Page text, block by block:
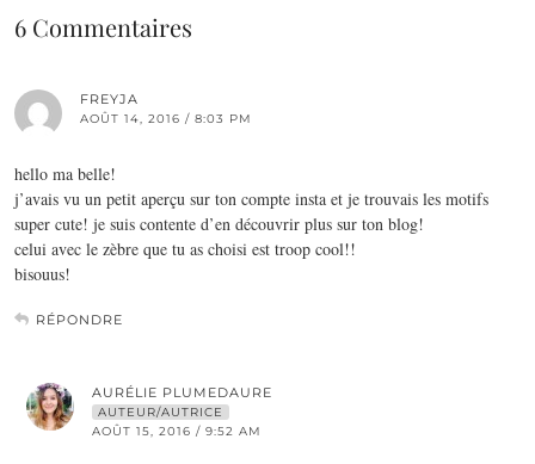
6 Commentaires
FREYJA
AOÛT 14, 2016 / 8:03 PM
hello ma belle!
j’avais vu un petit aperçu sur ton compte insta et je trouvais les motifs
super cute! je suis contente d’en découvrir plus sur ton blog!
celui avec le zèbre que tu as choisi est troop cool!!
bisouus!
RÉPONDRE
AURÉLIE PLUMEDAURE
AUTEUR/AUTRICE
AOÛT 15, 2016 / 9:52 AM